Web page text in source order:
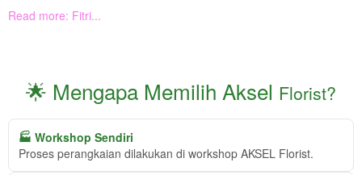
Read more: Fitri...
🌟 Mengapa Memilih Aksel Florist?
🏭 Workshop Sendiri
Proses perangkaian dilakukan di workshop AKSEL Florist.